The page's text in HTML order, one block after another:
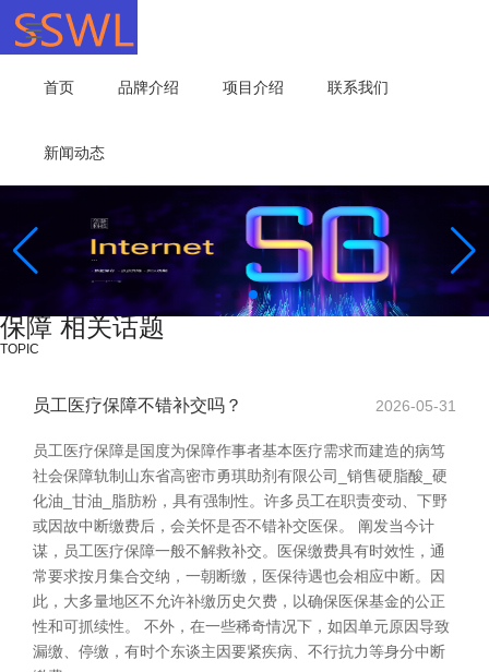
首页 品牌介绍 项目介绍 联系我们
新闻动态
保障 相关话题
TOPIC
员工医疗保障不错补交吗？ 2026-05-31
员工医疗保障是国度为保障作事者基本医疗需求而建造的病笃
社会保障轨制山东省高密市勇琪助剂有限公司_销售硬脂酸_硬
化油_甘油_脂肪粉，具有强制性。许多员工在职责变动、下野
或因故中断缴费后，会关怀是否不错补交医保。 阐发当今计
谋，员工医疗保障一般不解救补交。医保缴费具有时效性，通
常要求按月集合交纳，一朝断缴，医保待遇也会相应中断。因
此，大多量地区不允许补缴历史欠费，以确保医保基金的公正
性和可抓续性。 不外，在一些稀奇情况下，如因单元原因导致
漏缴、停缴，有时个东谈主因要紧疾病、不行抗力等身分中断